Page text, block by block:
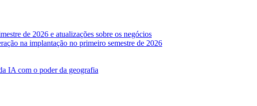
de 2026 e atualizações sobre os negócios
na implantação no primeiro semestre de 2026
IA ​​com o poder da geografia